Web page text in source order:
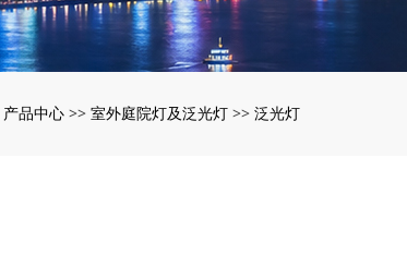
产品中心 >> 室外庭院灯及泛光灯 >> 泛光灯